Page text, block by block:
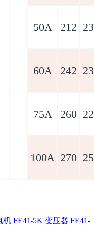
50A 212
60A 242
75A 260
100A 270
FE41-5K 变压器 FE41-